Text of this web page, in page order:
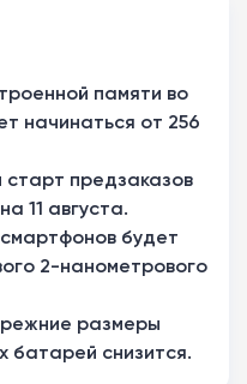
памяти во
начинаться от 256
старт предзаказов
11 августа.
будет
2-нанометрового
размеры
батарей снизится.